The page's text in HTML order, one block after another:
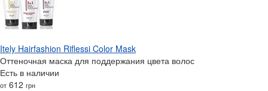
Itely Hairfashion Riflessi Color Mask
Оттеночная маска для поддержания цвета волос
Есть в наличии
от 612 грн